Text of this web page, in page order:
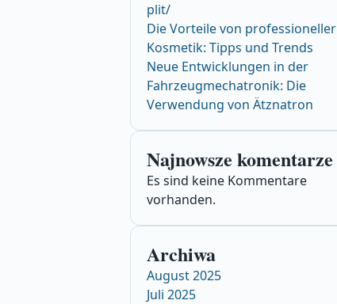
plit/
Die Vorteile von professioneller
Kosmetik: Tipps und Trends
Neue Entwicklungen in der
Fahrzeugmechatronik: Die
Verwendung von Ätznatron
Najnowsze komentarze
Es sind keine Kommentare
vorhanden.
Archiwa
August 2025
Juli 2025